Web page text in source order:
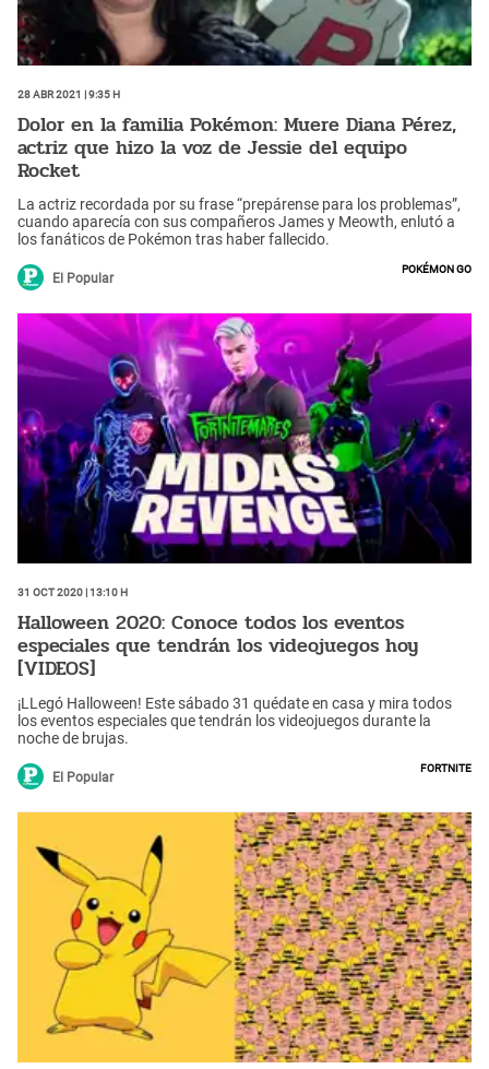
28 Abr 2021 | 9:35 h
Dolor en la familia Pokémon: Muere Diana Pérez,
actriz que hizo la voz de Jessie del equipo
Rocket
La actriz recordada por su frase “prepárense para los problemas”,
cuando aparecía con sus compañeros James y Meowth, enlutó a
los fanáticos de Pokémon tras haber fallecido.
El Popular
Pokémon Go
31 Oct 2020 | 13:10 h
Halloween 2020: Conoce todos los eventos
especiales que tendrán los videojuegos hoy
[VIDEOS]
¡LLegó Halloween! Este sábado 31 quédate en casa y mira todos
los eventos especiales que tendrán los videojuegos durante la
noche de brujas.
El Popular
Fortnite